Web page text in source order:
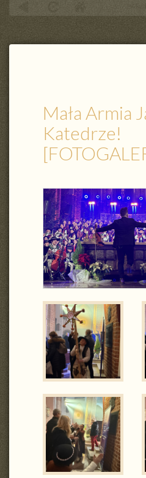
Mała Armia Janosika w Katedrze!
Mała Armia
Katedrze!